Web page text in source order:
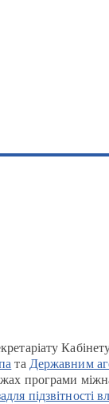
та Державним
програми
підзвітності